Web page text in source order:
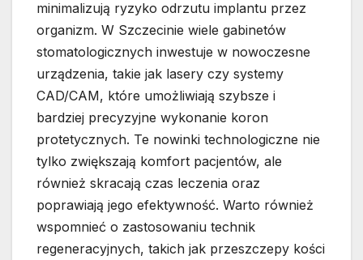
minimalizują ryzyko odrzutu implantu przez
organizm. W Szczecinie wiele gabinetów
stomatologicznych inwestuje w nowoczesne
urządzenia, takie jak lasery czy systemy
CAD/CAM, które umożliwiają szybsze i
bardziej precyzyjne wykonanie koron
protetycznych. Te nowinki technologiczne nie
tylko zwiększają komfort pacjentów, ale
również skracają czas leczenia oraz
poprawiają jego efektywność. Warto również
wspomnieć o zastosowaniu technik
regeneracyjnych, takich jak przeszczepy kości